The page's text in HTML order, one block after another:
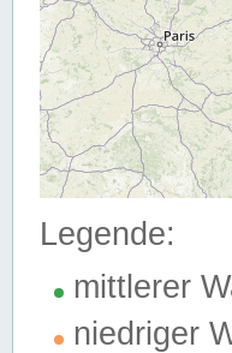
Legende:
mittlerer
niedriger